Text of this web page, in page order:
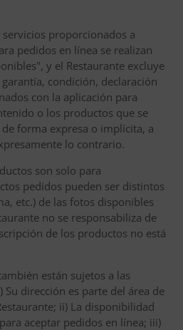
proporcionados a
pedidos en línea se realizan
y el Restaurante excluye
condición, declaración
con la aplicación para
o los productos que se
forma expresa o implícita, a
lo contrario.
son solo para
pedidos pueden ser distintos
etc.) de las fotos disponibles
no se responsabiliza de
de los productos no está
están sujetos a las
Su dirección es parte del área de
ii) La disponibilidad
aceptar pedidos en línea; iii)